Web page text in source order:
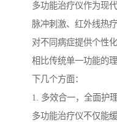
多功能治疗仪作为现
脉冲刺激、红外线热
对不同病症提供个性化
相比传统单一功能的
下几个方面：
1. 多效合一，全面护
多功能治疗仪不仅能